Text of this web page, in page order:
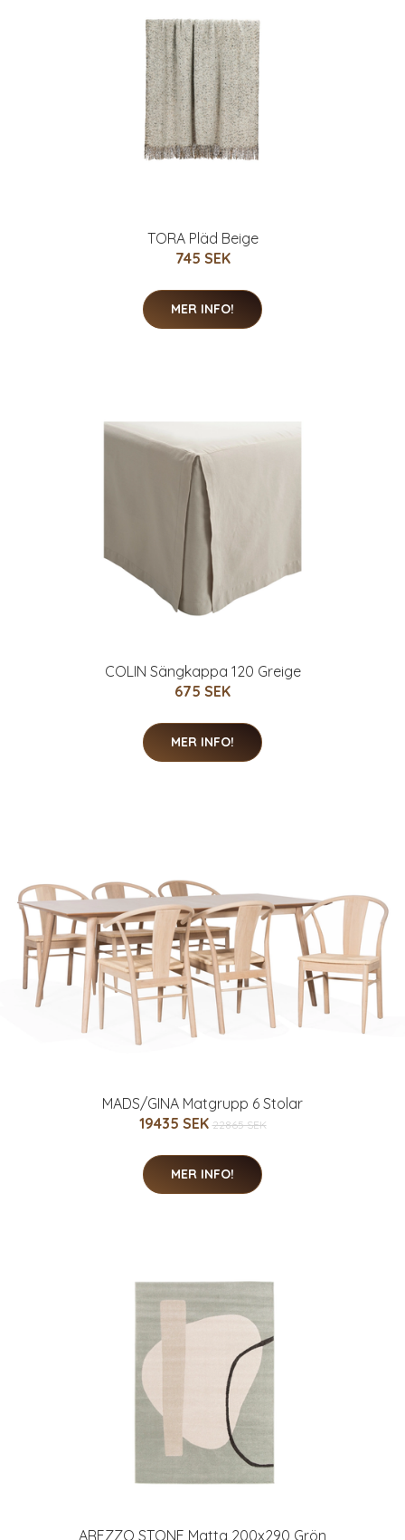
TORA Pläd Beige
745 SEK
MER INFO!
COLIN Sängkappa 120 Greige
675 SEK
MER INFO!
MADS/GINA Matgrupp 6 Stolar
19435 SEK 22865 SEK
MER INFO!
AREZZO STONE Matta 200x290 Grön